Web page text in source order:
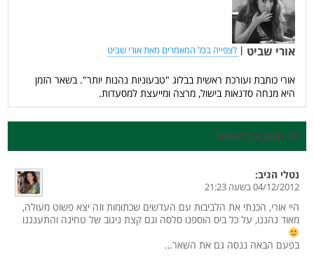
אורי שביט | לצפייה בכל המאמרים מאת אורי שביט
אורי כותבת ועורכת ראשית בבלוג "טבעוניות נהנות יותר". בשאר הזמן
היא מנחה סדנאות בישול, מרצה ומייעצת למסעדות.
79 תגובות לפוסט
נטלי הגיב:
04/12/2012 בשעה 21:23
היי אורי, הכנתי את הלביבות עם העדשים שכתומות וזה יצא פשוט מעולה,
מאוד נהננו, על כל ביס הוספנו סלסה וגם קצת ניגוב של טחינה והתענגנו
בפעם הבאה ננסה גם את השאר…